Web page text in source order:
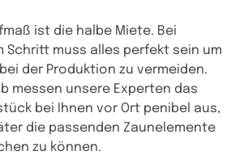
ist die halbe Miete. Bei
Schritt muss alles perfekt sein um
der Produktion zu vermeiden.
messen unsere Experten das
bei Ihnen vor Ort penibel aus,
die passenden Zaunelemente
zu können.